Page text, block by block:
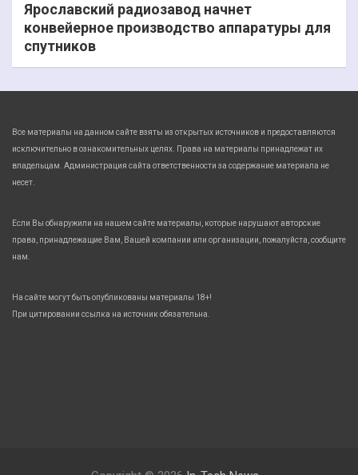
Ярославский радиозавод начнет
конвейерное производство аппаратуры для
спутников
Все материалы на данном сайте взяты из открытых источников и предоставляются
исключительно в ознакомительных целях. Права на материалы принадлежат их
владельцам. Администрация сайта ответственности за содержание материала не
несет.
Если Вы обнаружили на нашем сайте материалы, которые нарушают авторские
права, принадлежащие Вам, Вашей компании или организации, пожалуйста, сообщите
нам.
На сайте могут быть опубликованы материалы 18+!
При цитировании ссылка на источник обязательна.